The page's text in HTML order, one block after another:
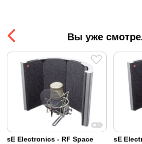
Вы уже
sE Electronics - RF Space
sE